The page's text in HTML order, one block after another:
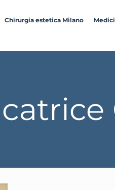
Chirurgia estetica Milano